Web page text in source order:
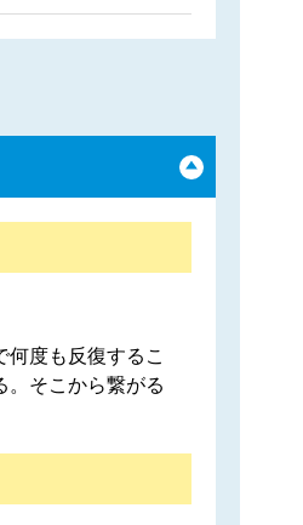
度も反復するこ
。そこから繋がる